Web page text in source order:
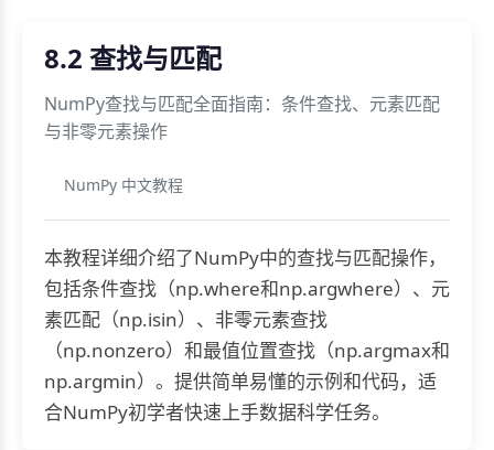
8.2 查找与匹配
NumPy查找与匹配全面指南：条件查找、元素匹配
与非零元素操作
NumPy 中文教程
本教程详细介绍了NumPy中的查找与匹配操作，
包括条件查找（np.where和np.argwhere）、元
素匹配（np.isin）、非零元素查找
（np.nonzero）和最值位置查找（np.argmax和
np.argmin）。提供简单易懂的示例和代码，适
合NumPy初学者快速上手数据科学任务。